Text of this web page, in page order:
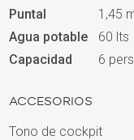
Puntal
1,45
Agua potable
60 lts
Capacidad
6
ACCESORIOS
Tono de cockpit